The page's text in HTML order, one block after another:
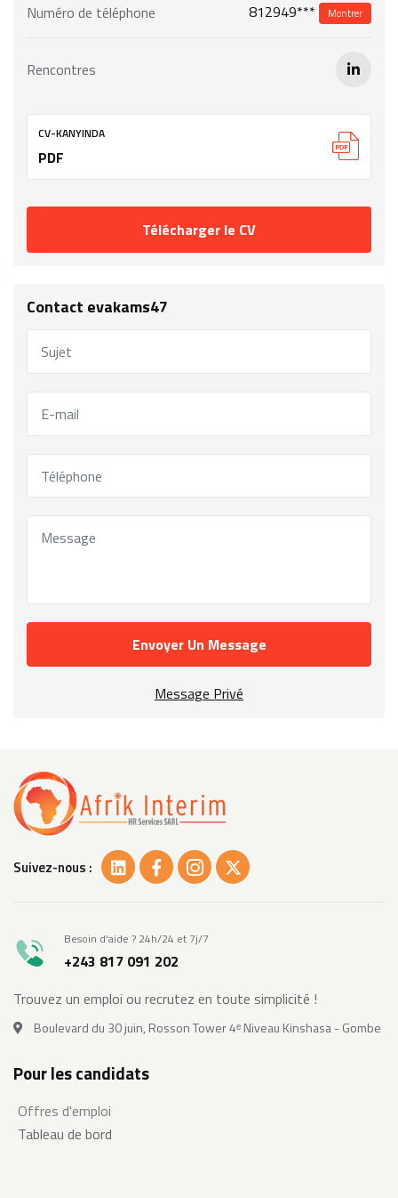
Numéro de téléphone 812949*** Montrer
Rencontres
CV-KANYINDA
PDF
Télécharger le CV
Contact evakams47
Envoyer Un Message
Message Privé
Suivez-nous :
Besoin d'aide ? 24h/24 et 7j/7
+243 817 091 202
Trouvez un emploi ou recrutez en toute simplicité !
Boulevard du 30 juin, Rosson Tower 4ᵉ Niveau Kinshasa - Gombe
Pour les candidats
Offres d'emploi
Tableau de bord